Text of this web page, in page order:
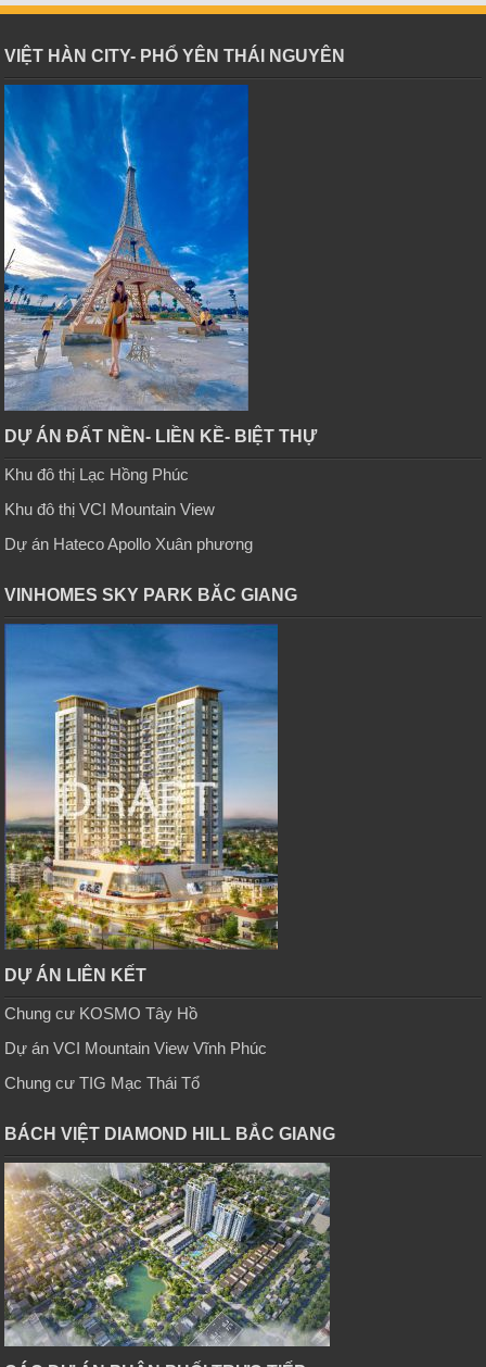
VIỆT HÀN CITY- PHỔ YÊN THÁI NGUYÊN
DỰ ÁN ĐẤT NỀN- LIỀN KỀ- BIỆT THỰ
Khu đô thị Lạc Hồng Phúc
Khu đô thị VCI Mountain View
Dự án Hateco Apollo Xuân phương
VINHOMES SKY PARK BĂC GIANG
DỰ ÁN LIÊN KẾT
Chung cư KOSMO Tây Hồ
Dự án VCI Mountain View Vĩnh Phúc
Chung cư TIG Mạc Thái Tổ
BÁCH VIỆT DIAMOND HILL BẮC GIANG